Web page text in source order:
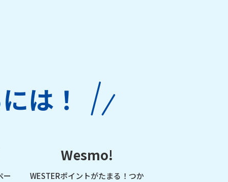
は！
ー
Wesmo!
WESTERポイントがたまる！つか